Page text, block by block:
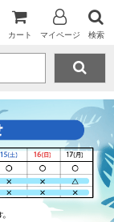
カート マイページ 検索